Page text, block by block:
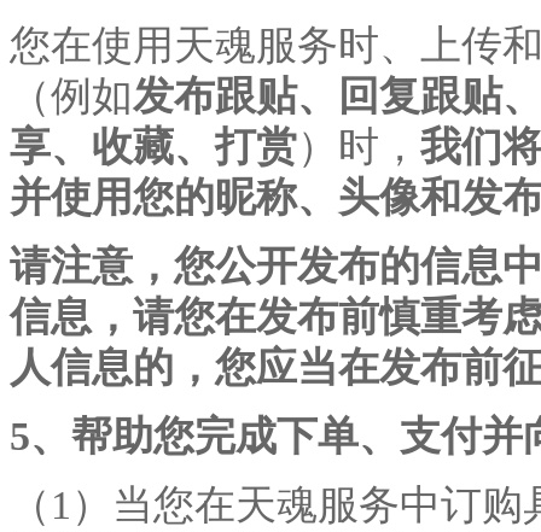
您在使用天魂服务时、上传
（例如发布跟贴、回复跟贴
享、收藏、打赏）时， 我们
并使用您的昵称、头像和发
请注意，您公开发布的信息
信息，请您在发布前慎重考
人信息的，您应当在发布前
5、帮助您完成下单、支付
（ 1）当您在天魂服务中订